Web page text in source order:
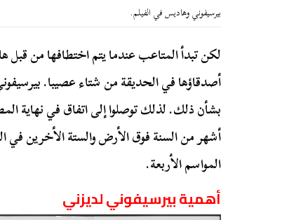
بيرسيفوني وهاديس في الفيلم.
لكن تبدأ المتاعب عندما يتم اختطافها من قبل
أصدقاؤها في الحديقة من شتاء عصيبا.
بشأن ذلك. لذلك توصلوا إلى اتفاق في نهاية
أشهر من السنة فوق الأرض والستة الأخرين في
المواسم الأربعة.
أهمية بيرسيفوني لديزني